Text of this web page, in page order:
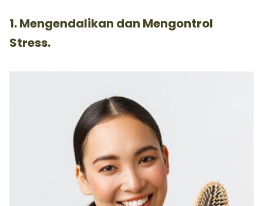
1. Mengendalikan dan Mengontrol
Stress.